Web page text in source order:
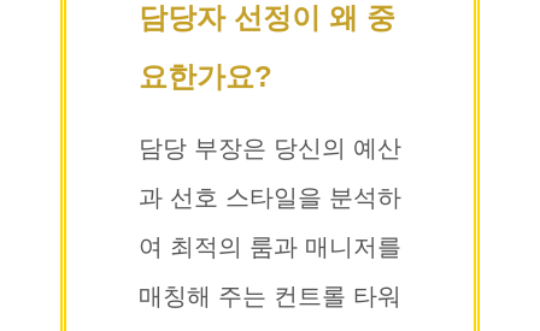
담당자 선정이 왜 중
요한가요?
담당 부장은 당신의 예산
과 선호 스타일을 분석하
여 최적의 룸과 매니저를
매칭해 주는 컨트롤 타워